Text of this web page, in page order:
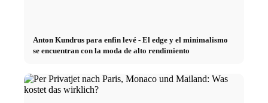
Anton Kundrus para enfin levé - El edge y el minimalismo
se encuentran con la moda de alto rendimiento